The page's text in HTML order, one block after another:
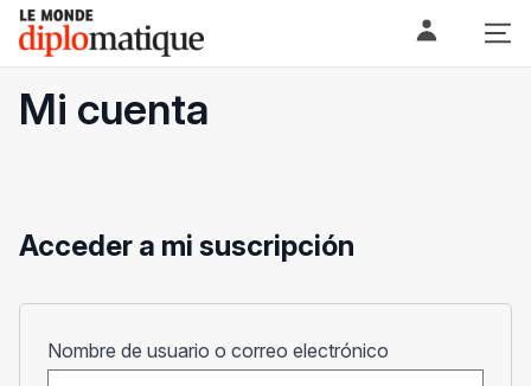
Skip
content
Le monde diplomatique
Mi cuenta
Acceder a mi suscripción
Nombre de usuario o correo electrónico